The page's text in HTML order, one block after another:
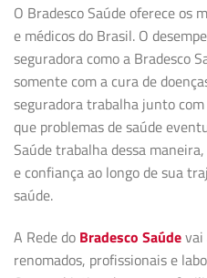
O Bradesco Saúde oferece os
e médicos do Brasil. O
seguradora como a Bradesco
somente com a cura de
seguradora trabalha junto
que problemas de saúde
Saúde trabalha dessa
e confiança ao longo de sua
saúde.
A Rede do Bradesco Saúdevai
renomados, profissionais e